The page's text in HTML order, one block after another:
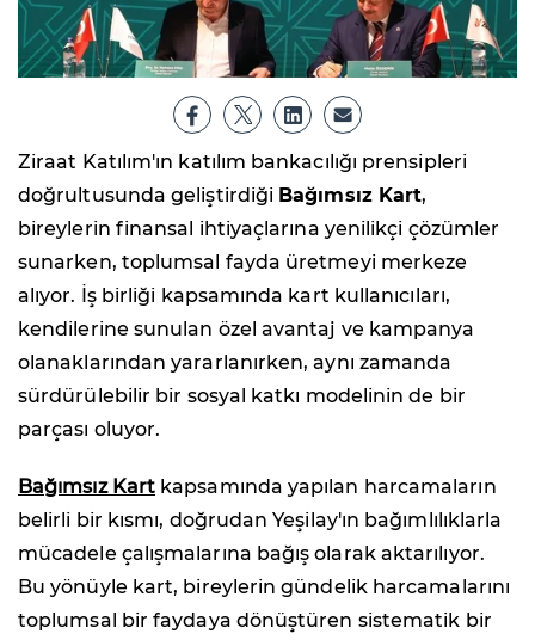
Ziraat Katılım'ın katılım bankacılığı prensipleri
doğrultusunda geliştirdiği Bağımsız Kart,
bireylerin finansal ihtiyaçlarına yenilikçi çözümler
sunarken, toplumsal fayda üretmeyi merkeze
alıyor. İş birliği kapsamında kart kullanıcıları,
kendilerine sunulan özel avantaj ve kampanya
olanaklarından yararlanırken, aynı zamanda
sürdürülebilir bir sosyal katkı modelinin de bir
parçası oluyor.
Bağımsız Kart kapsamında yapılan harcamaların
belirli bir kısmı, doğrudan Yeşilay'ın bağımlılıklarla
mücadele çalışmalarına bağış olarak aktarılıyor.
Bu yönüyle kart, bireylerin gündelik harcamalarını
toplumsal bir faydaya dönüştüren sistematik bir